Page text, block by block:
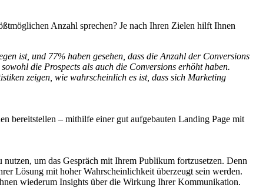
Anzahl sprechen? Je nach Ihren Zielen hilft Ihnen
ist, und 77% haben gesehen, dass die Anzahl der Conversions
die Prospects als auch die Conversions erhöht haben.
zeigen, wie wahrscheinlich es ist, dass sich Marketing
bereitstellen – mithilfe einer gut aufgebauten Landing Page mit
um das Gespräch mit Ihrem Publikum fortzusetzen. Denn
Lösung mit hoher Wahrscheinlichkeit überzeugt sein werden.
wiederum Insights über die Wirkung Ihrer Kommunikation.